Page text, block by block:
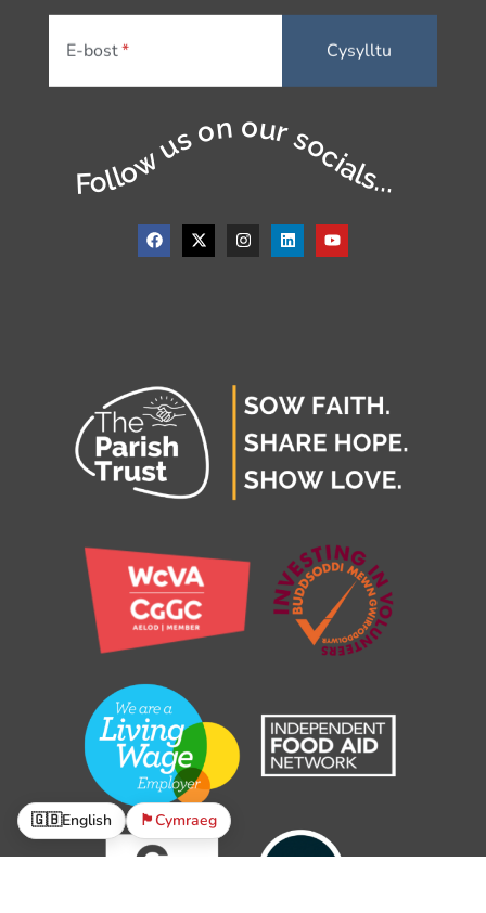
E-bost
Follow us on our socials...
🇬🇧English 🏴󠁧󠁢󠁷󠁬󠁳󠁿Cymraeg